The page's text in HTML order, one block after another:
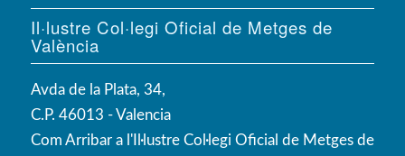
Il·lustre Col·legi Oficial de Metges de
València
Avda de la Plata, 34,
C.P. 46013 - Valencia
Com Arribar a l'Il·lustre Col·legi Oficial de Metges de